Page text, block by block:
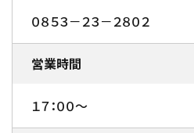
０８５３－２３－２８０２
営業時間
１７：００～